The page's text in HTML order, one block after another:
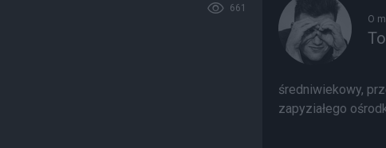
661
O
średniwiekowy,
zapyziałego